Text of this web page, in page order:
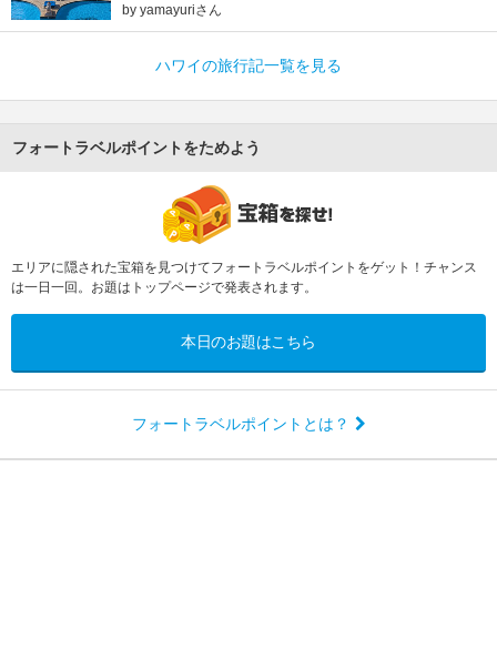
by yamayuriさん
ハワイの旅行記一覧を見る
フォートラベルポイントをためよう
エリアに隠された宝箱を見つけてフォートラベルポイントをゲット！チャンス
は一日一回。お題はトップページで発表されます。
本日のお題はこちら
フォートラベルポイントとは？